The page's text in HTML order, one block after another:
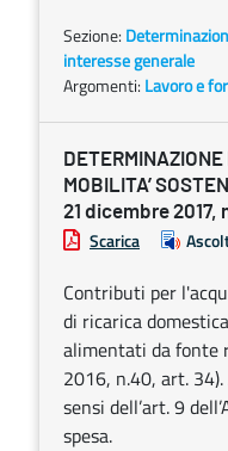
Sezione:
interesse generale
Argomenti: Lavoro e
MOBILITA’
21 dicembre 2017,
Scarica
Contributi per
di ricarica
alimentati da fonte
2016, n.40, art.
sensi dell’art. 9
spesa.